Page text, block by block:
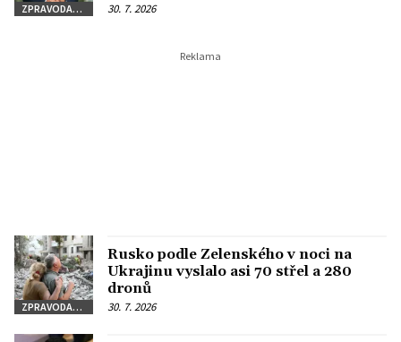
ZPRAVODAJSTVÍ 30. 7. 2026
ZPRAVODAJSTVÍ
Rusko podle Zelenského v noci na
Ukrajinu vyslalo asi 70 střel a 280
dronů
30. 7. 2026